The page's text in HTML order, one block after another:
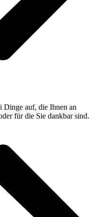
Dinge auf, die Ihnen an
für die Sie dankbar sind.